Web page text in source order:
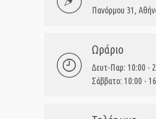
Πανόρμου 31,
Ωράριο
Δευτ-Παρ: 10:00 -
Σάββατο: 10:00 -